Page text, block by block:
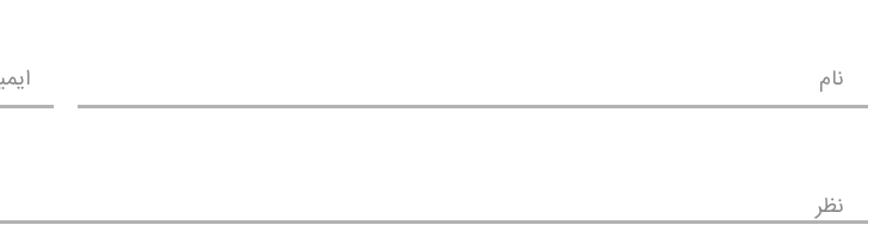
نام
نظر